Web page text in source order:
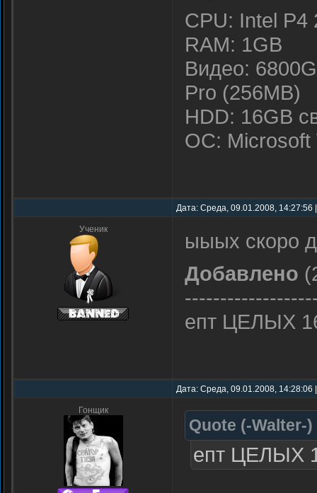
CPU: Intel P4
RAM: 1GB
Видео:
Pro (256MB)
HDD: 16GB
ОС: Microsoft
Дата: Среда, 09.01.2008,
Ученик
ыыых скоро
Добавлено
епт ЦЕЛЫХ
Дата: Среда, 09.01.2008,
Гонщик
Quote (-Walter-)
епт ЦЕЛЫХ